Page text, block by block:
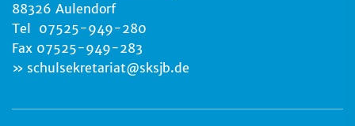
88326 Aulendorf
Tel 07525-949-280
Fax 07525-949-283
schulsekretariat@sksjb.de